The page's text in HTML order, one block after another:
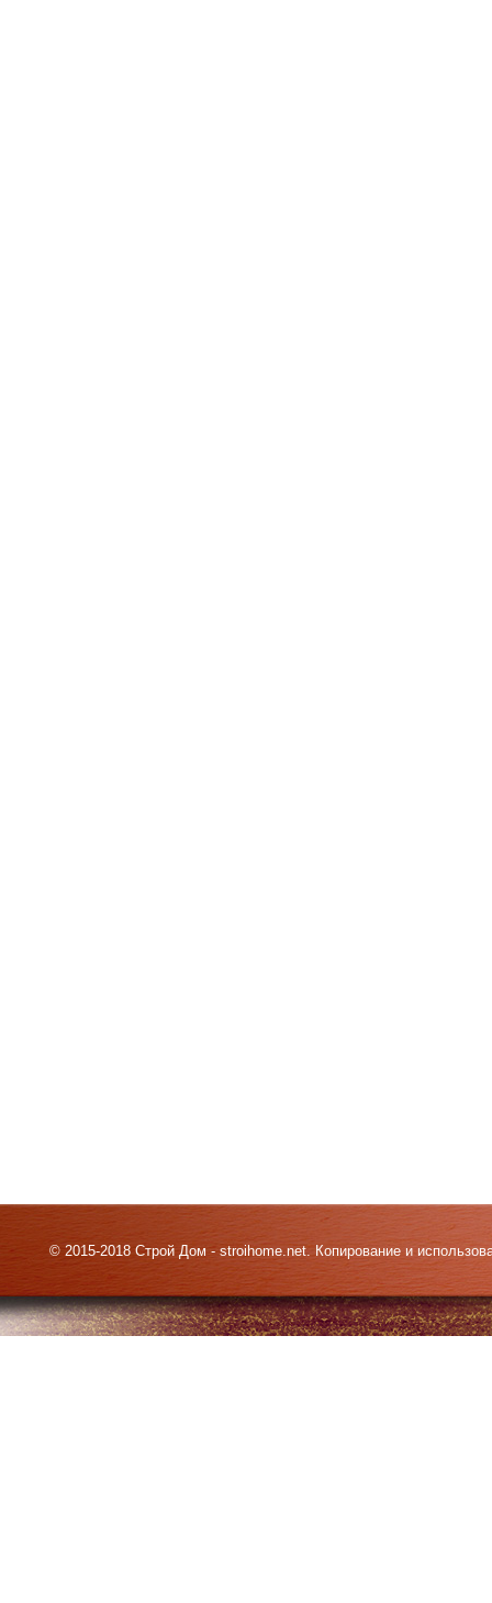
© 2015-2018 Строй Дом - stroihome.net. Копирование и